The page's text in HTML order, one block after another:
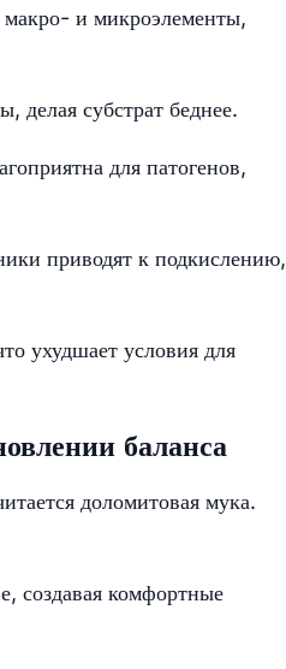
макро- и микроэлементы,
делая субстрат беднее.
для патогенов,
приводят к подкислению,
ухудшает условия для
баланса
доломитовая мука.
создавая комфортные